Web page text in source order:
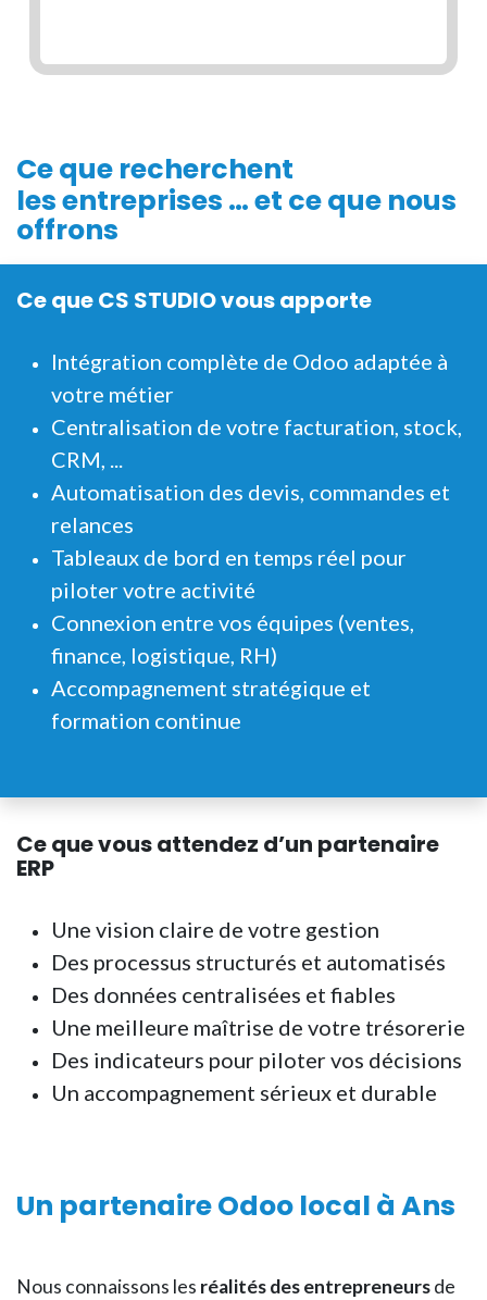
Ce que recherchent
les entreprises … et ce que nous
offrons
Ce que CS STUDIO vous apporte
Intégration complète de Odoo adaptée à
votre métier
Centralisation de votre facturation, stock,
CRM, ...
Automatisation des devis, commandes et
relances
Tableaux de bord en temps réel pour
piloter votre activité
Connexion entre vos équipes (ventes,
finance, logistique, RH)
Accompagnement stratégique et
formation continue
Ce que vous attendez d’un partenaire
ERP
Une vision claire de votre gestion
Des processus structurés et automatisés
Des données centralisées et fiables
Une meilleure maîtrise de votre trésorerie
Des indicateurs pour piloter vos décisions
Un accompagnement sérieux et durable
Un partenaire Odoo local à Ans
Nous connaissons les réalités des entrepreneursde